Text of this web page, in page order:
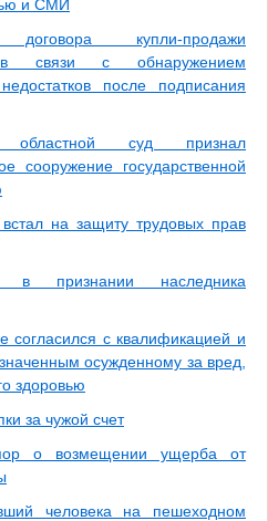
и СМИ
договора купли-продажи
в связи с обнаружением
после подписания
областной суд признал
сооружение государственной
на защиту трудовых прав
в признании наследника
согласился с квалификацией и
осужденному за вред,
здоровью
за чужой счет
о возмещении ущерба от
человека на пешеходном